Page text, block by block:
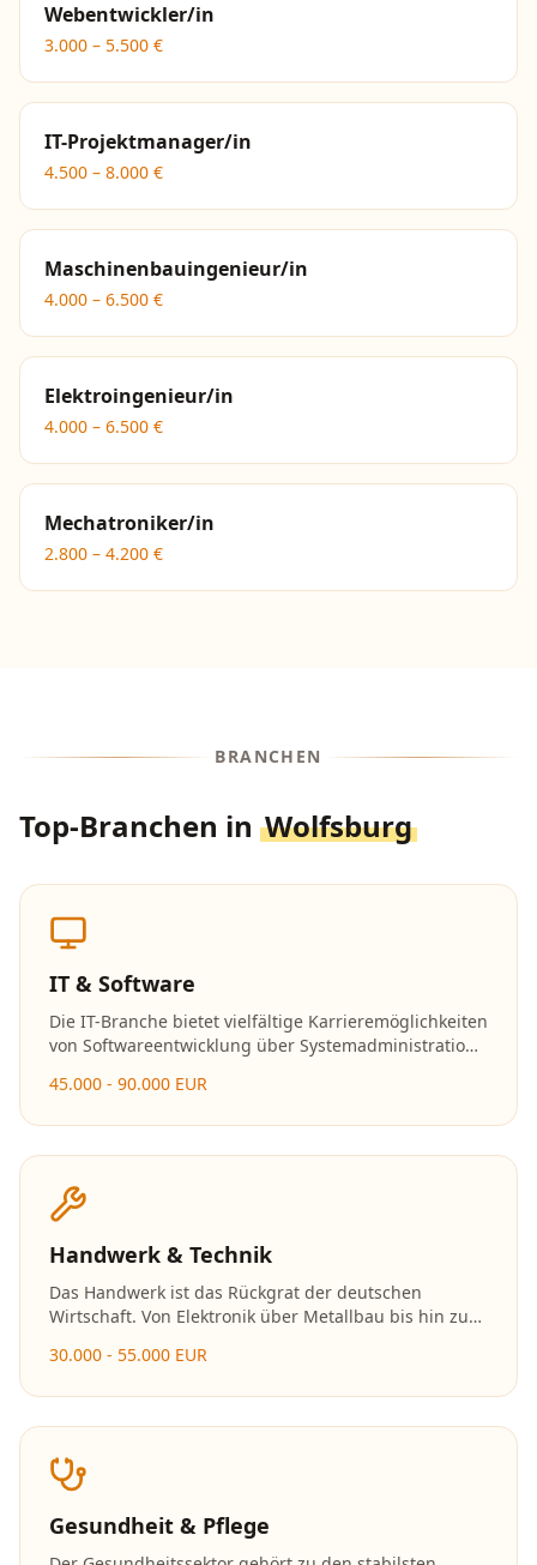
Webentwickler/in
3.000 – 5.500 €
IT-Projektmanager/in
4.500 – 8.000 €
Maschinenbauingenieur/in
4.000 – 6.500 €
Elektroingenieur/in
4.000 – 6.500 €
Mechatroniker/in
2.800 – 4.200 €
BRANCHEN
Top-Branchen in Wolfsburg
IT & Software
Die IT-Branche bietet vielfältige Karrieremöglichkeiten
von Softwareentwicklung über Systemadministration
fortschreitenden Digitalisierung wächst der Bedarf an
45.000 - 90.000 EUR
Handwerk & Technik
Das Handwerk ist das Rückgrat der deutschen
Wirtschaft. Von Elektronik über Metallbau bis hin zu
mit exzellenten Zukunftsaussichten und der
30.000 - 55.000 EUR
Gesundheit & Pflege